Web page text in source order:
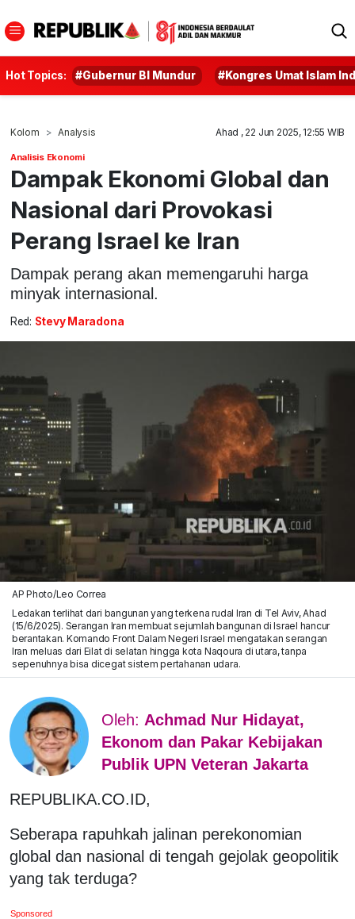
Hot Topics: #Gubernur BI Mundur #Kongres Umat Islam
Kolom Analysis Ahad , 22 Jun 2025, 12:55 WIB
Analisis Ekonomi
Dampak Ekonomi Global dan
Nasional dari Provokasi
Perang Israel ke Iran
Dampak perang akan memengaruhi harga
minyak internasional.
Red: Stevy Maradona
AP Photo/Leo Correa
Ledakan terlihat dari bangunan yang terkena rudal Iran di Tel Aviv, Ahad
(15/6/2025). Serangan Iran membuat sejumlah bangunan di Israel hancur
berantakan. Komando Front Dalam Negeri Israel mengatakan serangan
Iran meluas dari Eilat di selatan hingga kota Naqoura di utara, tanpa
sepenuhnya bisa dicegat sistem pertahanan udara.
Oleh: Achmad Nur Hidayat,
Ekonom dan Pakar Kebijakan
Publik UPN Veteran Jakarta
REPUBLIKA.CO.ID,
Seberapa rapuhkah jalinan perekonomian
global dan nasional di tengah gejolak geopolitik
yang tak terduga?
Sponsored